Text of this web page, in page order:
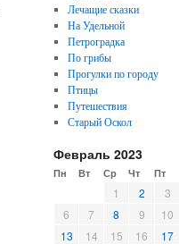
Лечащие сказки
На Удельной
Петроградка
По грибы
Прогулки по городу
Птицы
Путешествия
Старый Оскол
Февраль 2023
Пн Вт Ср Чт Пт
1 2 3
6
7 8 9 10
13
14 15 16 17